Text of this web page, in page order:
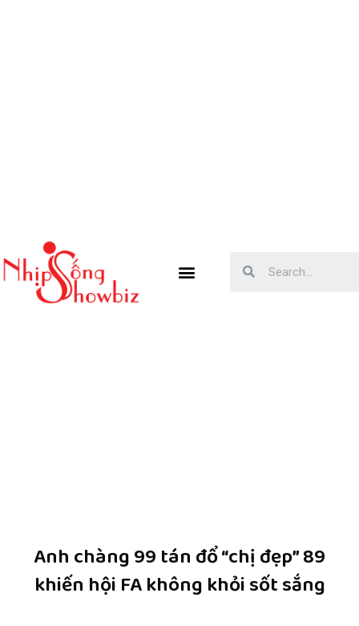
Anh chàng 99 tán đổ “chị đẹp” 89
khiến hội FA không khỏi sốt sắng